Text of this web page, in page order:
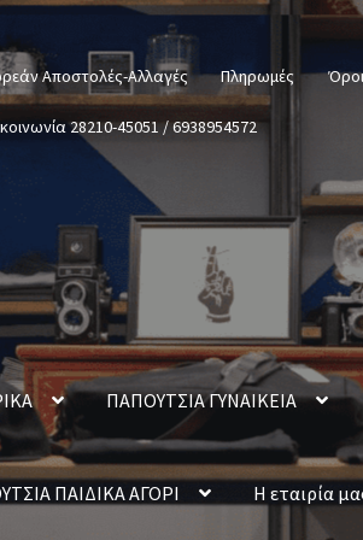
Αποστολές-Αλλαγές Πληρωμές
28210-45051 / 6938954572
ΠΑΠΟΥΤΣΙΑ ΓΥΝΑΙΚΕΙΑ
ΠΑΙΔΙΚΑ ΑΓΟΡΙ Η εταιρία